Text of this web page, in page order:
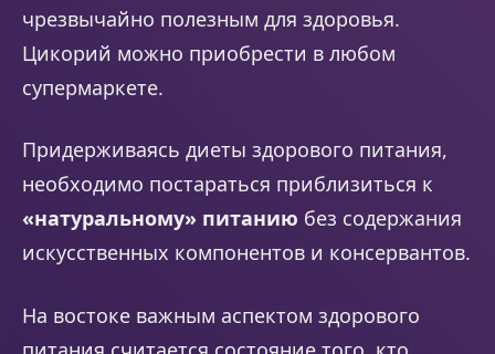
чрезвычайно полезным для здоровья.
Цикорий можно приобрести в любом
супермаркете.
Придерживаясь диеты здорового питания,
необходимо постараться приблизиться к
«натуральному» питанию без содержания
искусственных компонентов и консервантов.
На востоке важным аспектом здорового